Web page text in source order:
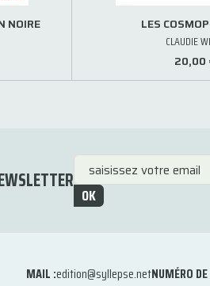
NOIRE
LES
CLAUDIE
20,00
OK
MAIL :edition@syllepse.netNUMÉRO